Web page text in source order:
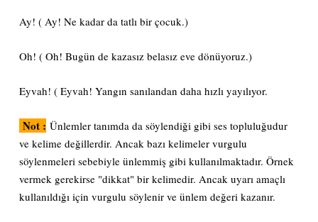
Ay! ( Ay! Ne kadar da tatlı bir çocuk.)
Oh! ( Oh! Bugün de kazasız belasız eve dönüyoruz.)
Eyvah! ( Eyvah! Yangın sanılandan daha hızlı yayılıyor.
Not : Ünlemler tanımda da söylendiği gibi ses topluluğudur
ve kelime değillerdir. Ancak bazı kelimeler vurgulu
söylenmeleri sebebiyle ünlemmiş gibi kullanılmaktadır. Örnek
vermek gerekirse "dikkat" bir kelimedir. Ancak uyarı amaçlı
kullanıldığı için vurgulu söylenir ve ünlem değeri kazanır.